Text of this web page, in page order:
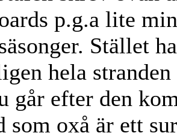
p.g.a lite
Stället
hela
går efter den
som oxå är ett